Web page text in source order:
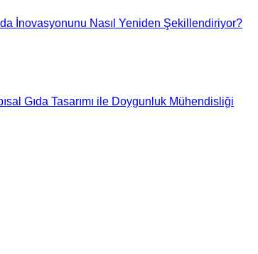
İnovasyonunu Nasıl Yeniden Şekillendiriyor?
Gıda Tasarımı ile Doygunluk Mühendisliği